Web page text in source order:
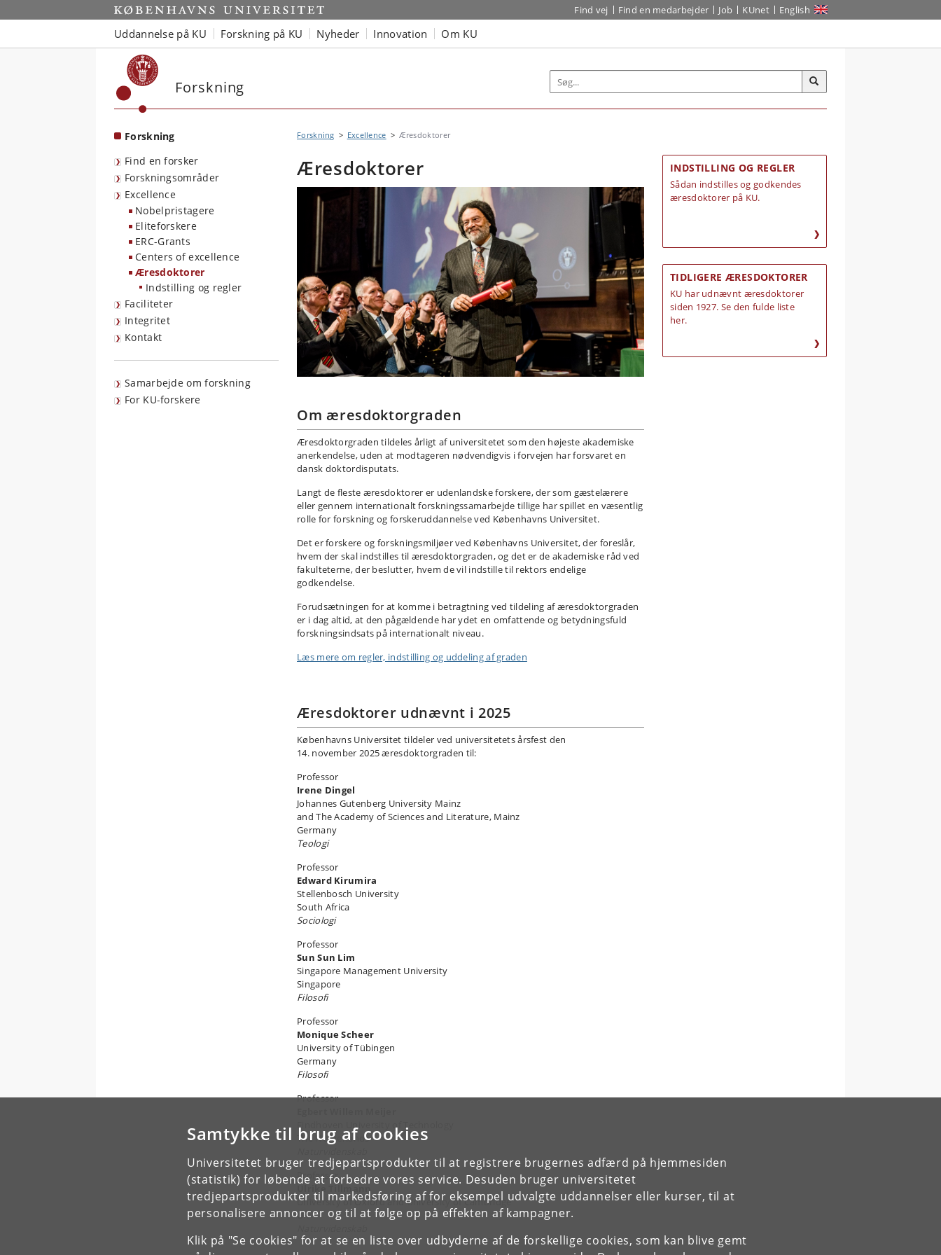
Samtykke til brug af cookies
Universitetet bruger tredjepartsprodukter til at registrere brugernes adfærd på hjemmesiden
(statistik) for løbende at forbedre vores service. Desuden bruger universitetet
tredjepartsprodukter til markedsføring af for eksempel udvalgte uddannelser eller kurser, til at
personalisere annoncer og til at følge op på effekten af kampagner.
Klik på "Se cookies" for at se en liste over udbyderne af de forskellige cookies, som kan blive gemt
Start Find vej Find en medarbejder Job KUnet English
Uddannelse på KU Forskning på KU Nyheder Innovation Om KU
Forskning
Forskning
Find en forsker
Forskningsområder
Excellence
Nobelpristagere
Eliteforskere
ERC-Grants
Centers of excellence
Æresdoktorer
Indstilling og regler
Faciliteter
Integritet
Kontakt
Samarbejde om forskning
For KU-forskere
Forskning Excellence Æresdoktorer
Æresdoktorer
Om æresdoktorgraden
Æresdoktorgraden tildeles årligt af universitetet som den højeste akademiske
anerkendelse, uden at modtageren nødvendigvis i forvejen har forsvaret en
dansk doktordisputats.
Langt de fleste æresdoktorer er udenlandske forskere, der som gæstelærere
eller gennem internationalt forskningssamarbejde tillige har spillet en væsentlig
rolle for forskning og forskeruddannelse ved Københavns Universitet.
Det er forskere og forskningsmiljøer ved Københavns Universitet, der foreslår,
hvem der skal indstilles til æresdoktorgraden, og det er de akademiske råd ved
fakulteterne, der beslutter, hvem de vil indstille til rektors endelige
godkendelse.
Forudsætningen for at komme i betragtning ved tildeling af æresdoktorgraden
er i dag altid, at den pågældende har ydet en omfattende og betydningsfuld
forskningsindsats på internationalt niveau.
Læs mere om regler, indstilling og uddeling af graden
Æresdoktorer udnævnt i 2025
Københavns Universitet tildeler ved universitetets årsfest den
14. november 2025 æresdoktorgraden til:
Professor
Irene Dingel
Johannes Gutenberg University Mainz
and The Academy of Sciences and Literature, Mainz
Germany
Teologi
Professor
Edward Kirumira
Stellenbosch University
South Africa
Sociologi
Professor
Sun Sun Lim
Singapore Management University
Singapore
Filosofi
Professor
Monique Scheer
University of Tübingen
Germany
Filosofi
Professor
The Netherlands
Professor
University of Oxford and University of Cambridge
UK
INDSTILLING OG REGLER
Sådan indstilles og godkendes
æresdoktorer på KU.
TIDLIGERE ÆRESDOKTORER
KU har udnævnt æresdoktorer
siden 1927. Se den fulde liste
her.